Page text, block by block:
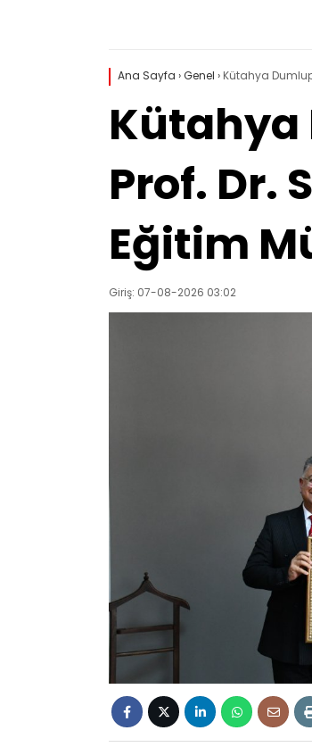
Ana Sayfa ›Genel › Kütahya
Kütahya
Prof. Dr.
Eğitim
Giriş: 07-08-2026 03:02